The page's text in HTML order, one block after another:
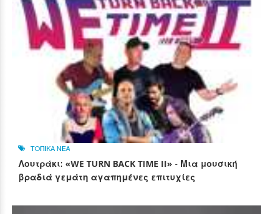
ΤΟΠΙΚΑ ΝΕΑ
Λουτράκι: «WE TURN BACK TIME II» - Μια μουσική
βραδιά γεμάτη αγαπημένες επιτυχίες